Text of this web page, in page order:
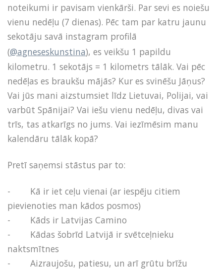
noteikumi ir pavisam vienkārši. Par sevi es noiešu
vienu nedēļu (7 dienas). Pēc tam par katru jaunu
sekotāju savā instagram profilā
(@agneseskunstina), es veikšu 1 papildu
kilometru. 1 sekotājs = 1 kilometrs tālāk. Vai pēc
nedēļas es braukšu mājās? Kur es svinēšu Jāņus?
Vai jūs mani aizstumsiet līdz Lietuvai, Polijai, vai
varbūt Spānijai? Vai iešu vienu nedēļu, divas vai
trīs, tas atkarīgs no jums. Vai iezīmēsim manu
kalendāru tālāk kopā?
Pretī saņemsi stāstus par to:
- Kā ir iet ceļu vienai (ar iespēju citiem
pievienoties man kādos posmos)
- Kāds ir Latvijas Camino
- Kādas šobrīd Latvijā ir svētceļnieku
naktsmītnes
- Aizraujošu, patiesu, un arī grūtu brīžu